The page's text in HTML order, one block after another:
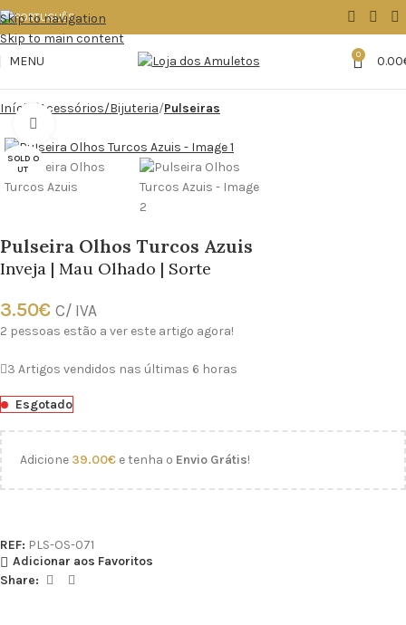
Skip to navigation
Skip to main content
MENU
0 0.00
Início Acessórios/Bijuteria Pulseiras
SOLD O
UT
Pulseira Olhos Turcos Azuis
Inveja | Mau Olhado | Sorte
3.50€ C/ IVA
2 pessoas estão a ver este artigo agora!
3 Artigos vendidos nas últimas 6 horas
Esgotado
Adicione 39.00€ e tenha o Envio Grátis!
REF: PLS-OS-071
Adicionar aos Favoritos
Share: